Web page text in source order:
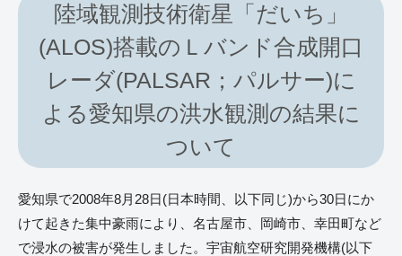
陸域観測技術衛星「だいち」
(ALOS)搭載のＬバンド合成開口
レーダ(PALSAR；パルサー)に
よる愛知県の洪水観測の結果に
ついて
愛知県で2008年8月28日(日本時間、以下同じ)から30日にか
けて起きた集中豪雨により、名古屋市、岡崎市、幸田町など
で浸水の被害が発生しました。宇宙航空研究開発機構(以下